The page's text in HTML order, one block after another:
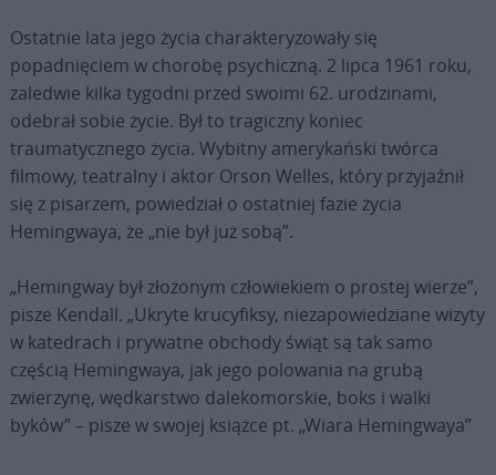
Ostatnie lata jego życia charakteryzowały się
popadnięciem w chorobę psychiczną. 2 lipca 1961 roku,
zaledwie kilka tygodni przed swoimi 62. urodzinami,
odebrał sobie życie. Był to tragiczny koniec
traumatycznego życia. Wybitny amerykański twórca
filmowy, teatralny i aktor Orson Welles, który przyjaźnił
się z pisarzem, powiedział o ostatniej fazie życia
Hemingwaya, że „nie był już sobą”.
„Hemingway był złożonym człowiekiem o prostej wierze”,
pisze Kendall. „Ukryte krucyfiksy, niezapowiedziane wizyty
w katedrach i prywatne obchody świąt są tak samo
częścią Hemingwaya, jak jego polowania na grubą
zwierzynę, wędkarstwo dalekomorskie, boks i walki
byków” – pisze w swojej książce pt. „Wiara Hemingwaya”